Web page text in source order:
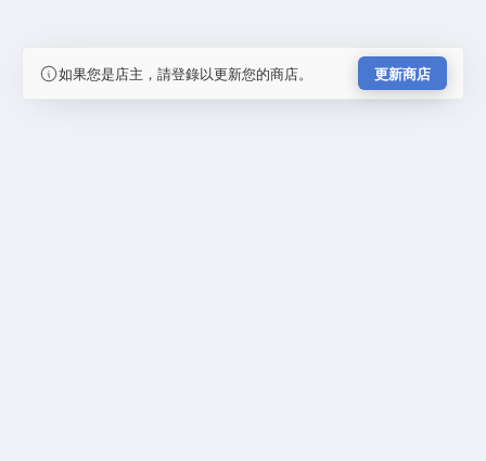
如果您是店主，請登錄以更新您的商店。 更新商店